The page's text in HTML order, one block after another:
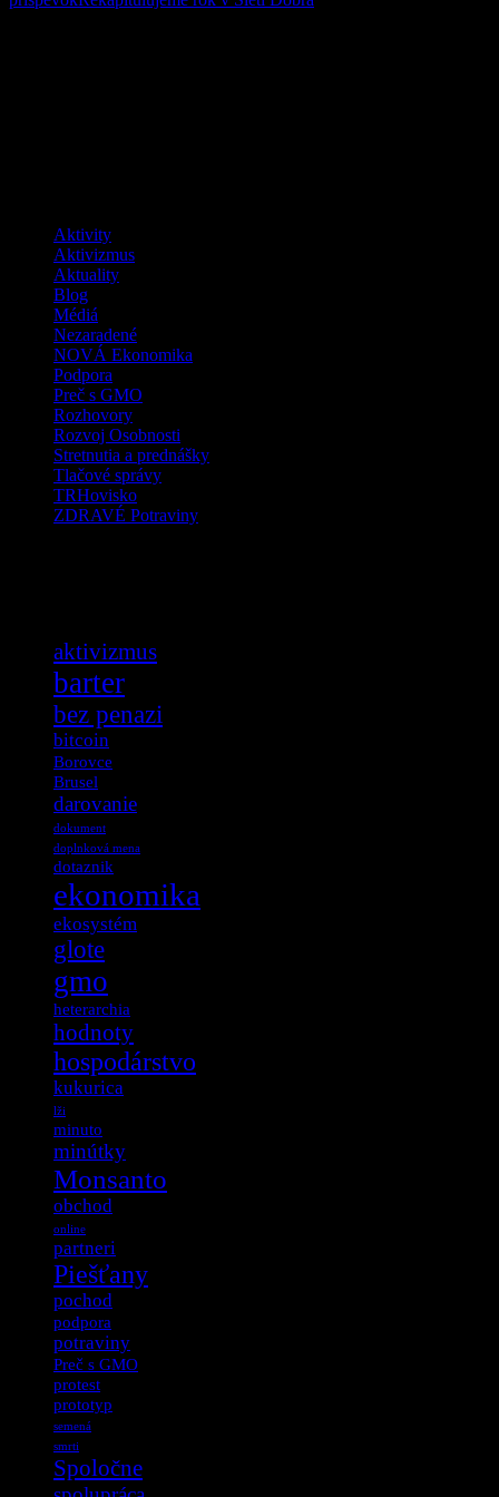
článkami
Aktivity
Aktivizmus
Aktuality
Blog
Médiá
Nezaradené
NOVÁ Ekonomika
Podpora
Preč s GMO
Rozhovory
Rozvoj Osobnosti
Stretnutia a prednášky
Tlačové správy
TRHovisko
ZDRAVÉ Potraviny
aktivizmus
barter
bez penazi
bitcoin
Borovce
Brusel
darovanie
dokument
doplnková mena
dotaznik
ekonomika
ekosystém
glote
gmo
heterarchia
hodnoty
hospodárstvo
kukurica
lži
minuto
minútky
Monsanto
obchod
online
partneri
Piešťany
pochod
podpora
potraviny
Preč s GMO
protest
prototyp
semená
smrti
Spoločne